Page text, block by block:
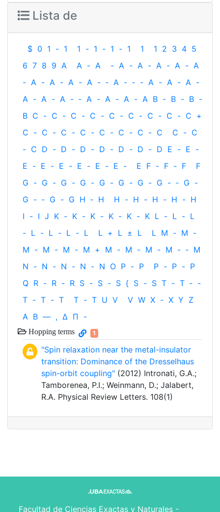
Lista de
$ 0 1 - 1 1 - 1 - 1 - 1 1 1 2 3 4 5
6 7 8 9 A A - A - A - A - A - A - A
- A - A - A - A - ‐ A - ‐ - A - A - A -
A - A - A - ‐ A - A - A - A B - B - B -
B C - C - C - C - C - C - C - C - C +
C - C - C - C - C - C - C - C C - C
- C D - D - D - D - D - D - D E - E -
E - E - E - E - E - E - E F - F - F
F
G - G - G - G - G - G - G - G - ‐ G -
G - ‐ G - G H ‐ H H - H - H - H - H
I - I J K - K - K - K - K - K L - L - L
- L - L - L - L L + L ± L L M - M -
M - M - M - M + M - M - M - M - ‐ M
N - N - N - N - N O P - P P - P - P
Q R - R - R S - S - S { S - S T - T ‐ -
T - T - T T - T U V V W X - X Y Z
Α Β — , Δ Π -
Hopping terms 1
"Spin relaxation near the metal-insulator
transition: Dominance of the Dresselhaus
spin-orbit coupling" (2012) Intronati, G.A.;
Tamborenea, P.I.; Weinmann, D.; Jalabert,
R.A. Physical Review Letters. 108(1)
Facultad de Ciencias Exactas y Naturales -